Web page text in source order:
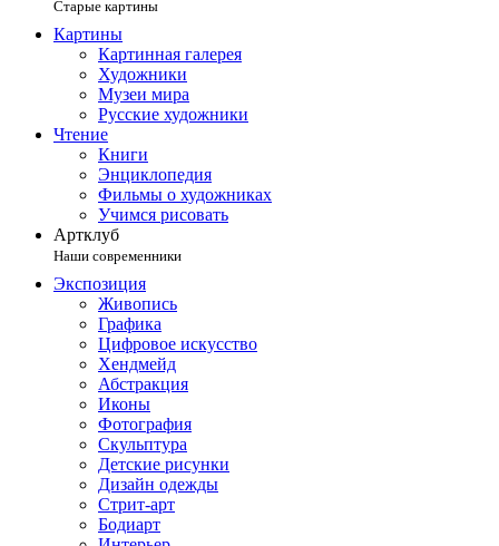
Старые картины
Картины
Картинная галерея
Художники
Музеи мира
Русские художники
Чтение
Книги
Энциклопедия
Фильмы о художниках
Учимся рисовать
Артклуб
Наши современники
Экспозиция
Живопись
Графика
Цифровое искусство
Хендмейд
Абстракция
Иконы
Фотография
Скульптура
Детские рисунки
Дизайн одежды
Стрит-арт
Бодиарт